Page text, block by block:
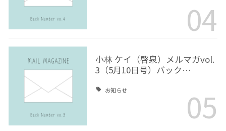
04
小林 ケイ（啓泉）メルマガvol.
3（5月10日号）バック…
お知らせ 05